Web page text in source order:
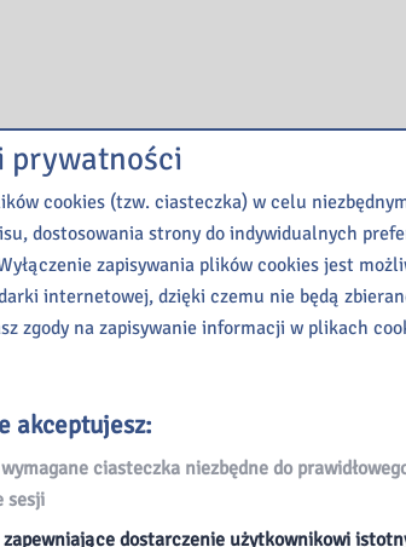
prywatności
cookies (tzw. ciasteczka) w celu
dostosowania strony do indywidualnych
zapisywania plików cookies jest
internetowej, dzięki czemu nie będą
zgody na zapisywanie informacji w plikach
akceptujesz:
ciasteczka niezbędne do
sesji
dostarczenie użytkownikowi